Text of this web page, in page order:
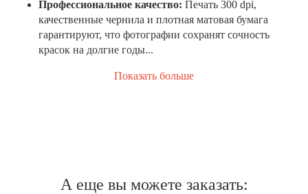
Профессиональное качество: Печать 300 dpi,
качественные чернила и плотная матовая бумага
гарантируют, что фотографии сохранят сочность
красок на долгие годы...
Показать больше
А еще вы можете заказать: